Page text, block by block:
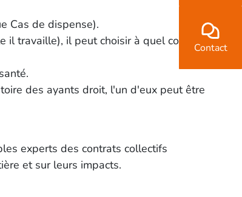
Contact
Cas de dispense).
travaille), il peut choisir à quel contrat il va
des ayants droit, l'un d'eux peut être
experts des contrats collectifs
et sur leurs impacts.